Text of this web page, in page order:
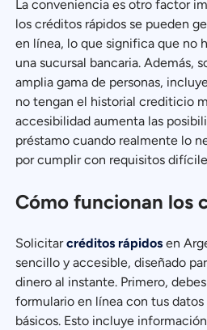
La conveniencia es otro factor
los créditos rápidos se pueden
en línea, lo que significa que no
una sucursal bancaria. Además,
amplia gama de personas,
no tengan el historial crediticio
accesibilidad aumenta las
préstamo cuando realmente lo
por cumplir con requisitos
Cómo funcionan los
Solicitarcréditos rápidos en
sencillo y accesible, diseñado
dinero al instante. Primero,
formulario en línea con tus
básicos. Esto incluye